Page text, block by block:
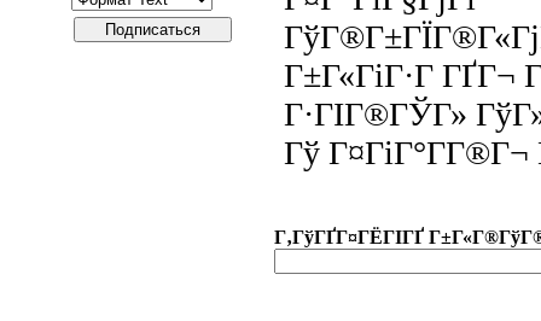
Г±Г«ГіГ·Г ГҐГ¬
Г·ГІГ®ГЎГ»
Гў Г¤ГіГ°Г­Г®Г¬
Г‚ГўГҐГ¤ГЁГІГҐ